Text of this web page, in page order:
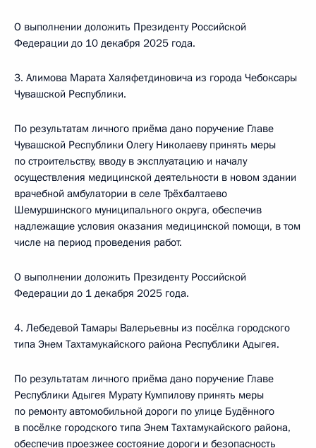
О выполнении доложить Президенту Российской
Федерации до 10 декабря 2025 года.
3. Алимова Марата Халяфетдиновича из города Чебоксары
Чувашской Республики.
По результатам личного приёма дано поручение Главе
Чувашской Республики Олегу Николаеву принять меры
по строительству, вводу в эксплуатацию и началу
осуществления медицинской деятельности в новом здании
врачебной амбулатории в селе Трёхбалтаево
Шемуршинского муниципального округа, обеспечив
надлежащие условия оказания медицинской помощи, в том
числе на период проведения работ.
О выполнении доложить Президенту Российской
Федерации до 1 декабря 2025 года.
4. Лебедевой Тамары Валерьевны из посёлка городского
типа Энем Тахтамукайского района Республики Адыгея.
По результатам личного приёма дано поручение Главе
Республики Адыгея Мурату Кумпилову принять меры
по ремонту автомобильной дороги по улице Будённого
в посёлке городского типа Энем Тахтамукайского района,
обеспечив проезжее состояние дороги и безопасность